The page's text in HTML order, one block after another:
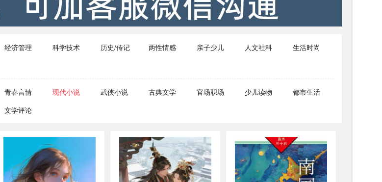
经济管理 科学技术 历史/传记 两性情感 亲子少儿 人文社科
生活时尚
青春言情 现代小说 武侠小说 古典文学 官场职场 少儿读物
都市生活
文学评论